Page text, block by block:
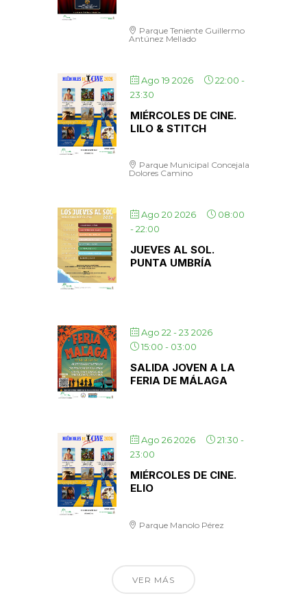
Parque Teniente Guillermo
Antúnez Mellado
Ago 19 2026 22:00 -
23:30
MIÉRCOLES DE CINE.
LILO & STITCH
Parque Municipal Concejala
Dolores Camino
Ago 20 2026
08:00
-22:00
JUEVES AL SOL.
PUNTA UMBRÍA
Ago 22 - 23 2026
15:00 - 03:00
SALIDA JOVEN A LA
FERIA DE MÁLAGA
Ago 26 2026 21:30 -
23:00
MIÉRCOLES DE CINE.
ELIO
Parque Manolo Pérez
VER MÁS